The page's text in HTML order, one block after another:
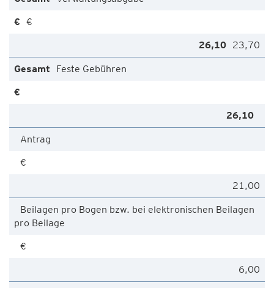
€
23,70
Feste Gebühren
Antrag
€
21,00
Beilagen pro Bogen bzw. bei elektronischen Beilagen
pro Beilage
€
6,00